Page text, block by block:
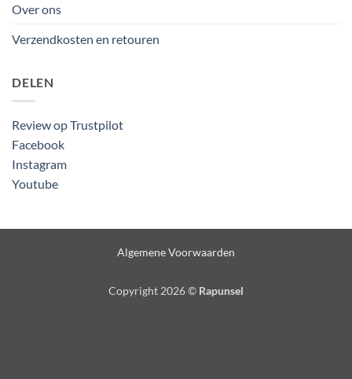
Over ons
Verzendkosten en retouren
DELEN
Review op Trustpilot
Facebook
Instagram
Youtube
Algemene Voorwaarden
Copyright 2026 © Rapunsel